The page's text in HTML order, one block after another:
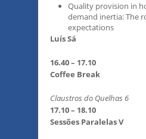
Quality provision in
demand inertia: The
expectations
Luís Sá
16.40 – 17.10
Coffee Break
Claustros do Quelhas 6
17.10 – 18.10
Sessões Paralelas V